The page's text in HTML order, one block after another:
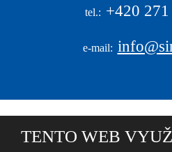
tel.: +420
e-mail:
© 2026, S I M A T , akciová
TENTO WEB